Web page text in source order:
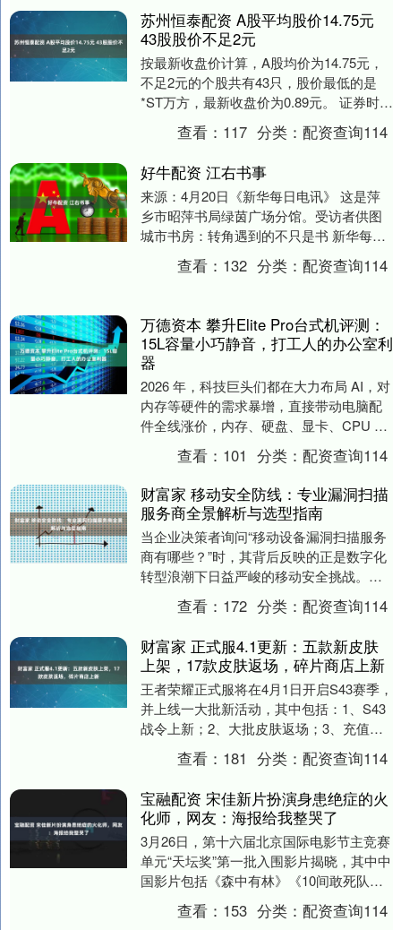
苏州恒泰配资 A股平均股价14.75元
43股股价不足2元
按最新收盘价计算，A股均价为14.75元，
不足2元的个股共有43只，股价最低的是
*ST万方，最新收盘价为0.89元。 证券时报
数据宝统计显示，截至4月28日收盘....
查看： 117 分类：配资查询114
好牛配资 江右书事
来源：4月20日《新华每日电讯》 这是萍
乡市昭萍书局绿茵广场分馆。受访者供图
城市书房：转角遇到的不只是书 新华每日
电讯记者 张东阳 清晨，南昌地铁3号线青
山路....查看： 132 分类：配资查询114
万德资本 攀升Elite Pro台式机评测：
15L容量小巧静音，打工人的办公室利
器
2026 年，科技巨头们都在大力布局 AI，对
内存等硬件的需求暴增，直接带动电脑配
件全线涨价，内存、硬盘、显卡、CPU 价
格一路走高。在这样的大环境下，普通消
查看： 101 分类：配资查询114
财富家 移动安全防线：专业漏洞扫描
服务商全景解析与选型指南
当企业决策者询问“移动设备漏洞扫描服务
商有哪些？”时，其背后反映的正是数字化
转型浪潮下日益严峻的移动安全挑战。智
能手机、平板电脑等移动设备已从个人通
讯工具演变为....
查看： 172 分类：配资查询114
财富家 正式服4.1更新：五款新皮肤
上架，17款皮肤返场，碎片商店上新
王者荣耀正式服将在4月1日开启S43赛季，
并上线一大批新活动，其中包括：1、S43
战令上新；2、大批皮肤返场；3、充值活
动开启；4、碎片商店上新；5、月度礼册
查看： 181 分类：配资查询114
宝融配资 宋佳新片扮演身患绝症的火
化师，网友：海报给我整哭了
3月26日，第十六届北京国际电影节主竞赛
单元“天坛奖”第一批入围影片揭晓，其中中
国影片包括《森中有林》《10间敢死队》
《今晚正好》和《余烬》。 电影《余烬》
曝光....查看： 153 分类：配资查询114